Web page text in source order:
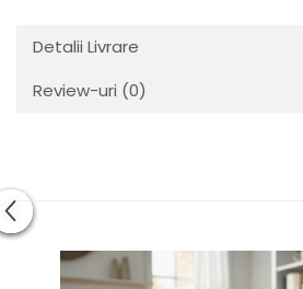
Detalii Livrare
Review-uri (0)